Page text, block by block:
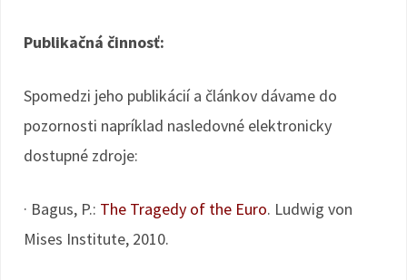
Publikačná činnosť:
Spomedzi jeho publikácií a článkov dávame do
pozornosti napríklad nasledovné elektronicky
dostupné zdroje:
· Bagus, P.: The Tragedy of the Euro. Ludwig von
Mises Institute, 2010.